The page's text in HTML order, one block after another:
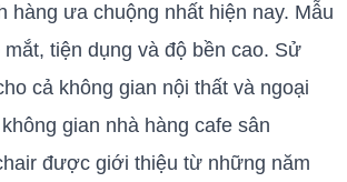
hàng ưa chuộng nhất hiện nay. Mẫu
tiện dụng và độ bền cao. Sử
cả không gian nội thất và ngoại
gian nhà hàng cafe sân
được giới thiệu từ những năm